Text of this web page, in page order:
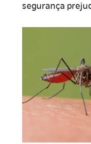
segurança